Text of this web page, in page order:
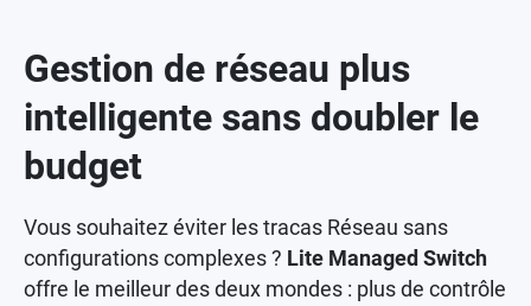
Gestion de réseau plus
intelligente sans doubler le
budget
Vous souhaitez éviter les tracas Réseau sans
configurations complexes ? Lite Managed Switch
offre le meilleur des deux mondes : plus de contrôle